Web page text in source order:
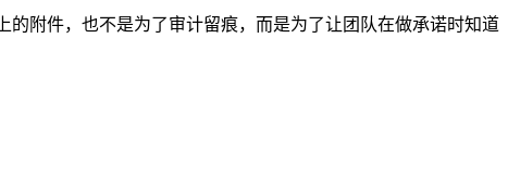
的附件，也不是为了审计留痕，而是为了让团队在做承诺时知道